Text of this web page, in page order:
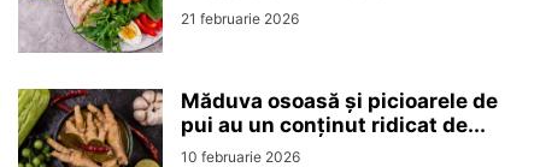
21 februarie 2026
Măduva osoasă și picioarele de
pui au un conținut ridicat de...
10 februarie 2026